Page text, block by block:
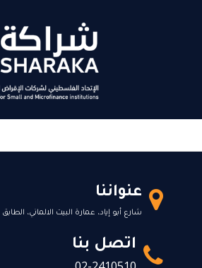
عنواننا
شارع أبو إياد، عمارة البيت الالماني،
اتصل بنا